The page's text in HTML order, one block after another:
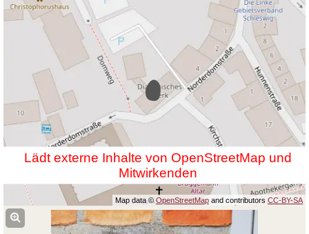
Map data ©OpenStreetMap and contributors CC-BY-SA
Lädt externe Inhalte von OpenStreetMap und
Mitwirkenden